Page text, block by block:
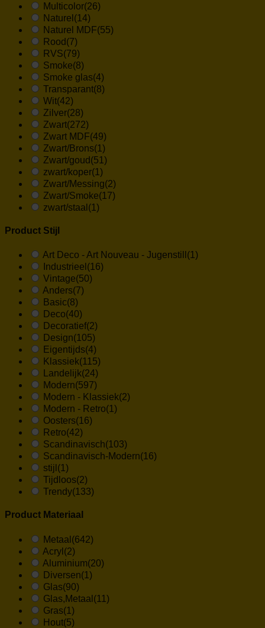
Multicolor(26)
Naturel (14)
Naturel MDF(55)
Rood (7)
RVS(79)
Smoke(8)
Smoke glas(4)
Transparant(8)
Wit(42)
Zilver(28)
Zwart(272)
Zwart MDF(49)
Zwart/Brons(1)
Zwart/goud (51)
zwart/koper(1)
Zwart/Messing(2)
Zwart/Smoke(17)
zwart/staal (1)
Product Stijl
Art Deco - Art Nouveau - Jugenstill (1)
Industrieel (16)
Vintage(50)
Anders(7)
Basic(8)
Deco(40)
Decoratief(2)
Design(105)
Eigentijds(4)
Klassiek(115)
Landelijk(24)
Modern(597)
Modern - Klassiek(2)
Modern - Retro(1)
Oosters(16)
Retro(42)
Scandinavisch(103)
Scandinavisch-Modern(16)
stijl (1)
Tijdloos(2)
Trendy(133)
Product Materiaal
Metaal (642)
Acryl (2)
Aluminium(20)
Diversen(1)
Glas(90)
Glas,Metaal (11)
Gras(1)
Hout(5)